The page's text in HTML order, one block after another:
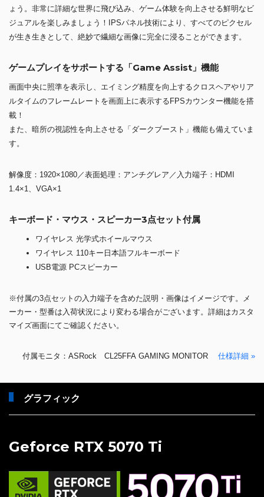
ょう。非常に詳細な世界に飛び込み、ゲーム体験を向上させる鮮明なビ
ジュアルを楽しみましょう！IPSパネル技術により、すべてのピクセル
が生き生きとして、絶妙で繊細な画像に完全に浸ることができます。
ゲームプレイをサポートする「Game Assist」機能
画面中央に照準を表示し、エイミング精度を向上するクロスヘアやリア
ルタイムのフレームレートを画面上に表示するFPSカウンター機能を搭
載！
また、暗所の視認性を向上させる「ダークブースト」機能も備えていま
す。
解像度：1920×1080／表面処理：アンチグレア／入力端子：HDMI
1.4×1、VGA×1
キーボード・マウス・スピーカー3点セット付属
ワイヤレス 光学式ホイールマウス
ワイヤレス 110キー日本語フルキーボード
USB電源 PCスピーカー
※付属の3点セットの入力端子を含めた説明・画像はイメージです。メ
ーカー・型番は入荷状況により変わる場合がございます。詳細はカスタ
マイズ画面にてご確認ください。
付属モニタ：ASRock CL25FFA GAMING MONITOR 仕様詳細 »
グラフィック
Geforce RTX 5070 Ti